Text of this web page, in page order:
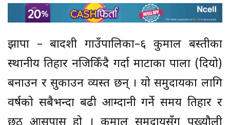
झापा – बाह्रदशी गाउँपालिका–६ कुमाल बस्तीका
स्थानीय तिहार नजिकिँदै गर्दा माटाका पाला (दियो)
बनाउन र सुकाउन व्यस्त छन् । यो समुदायका लागि
वर्षको सबैभन्दा बढी आम्दानी गर्ने समय तिहार र